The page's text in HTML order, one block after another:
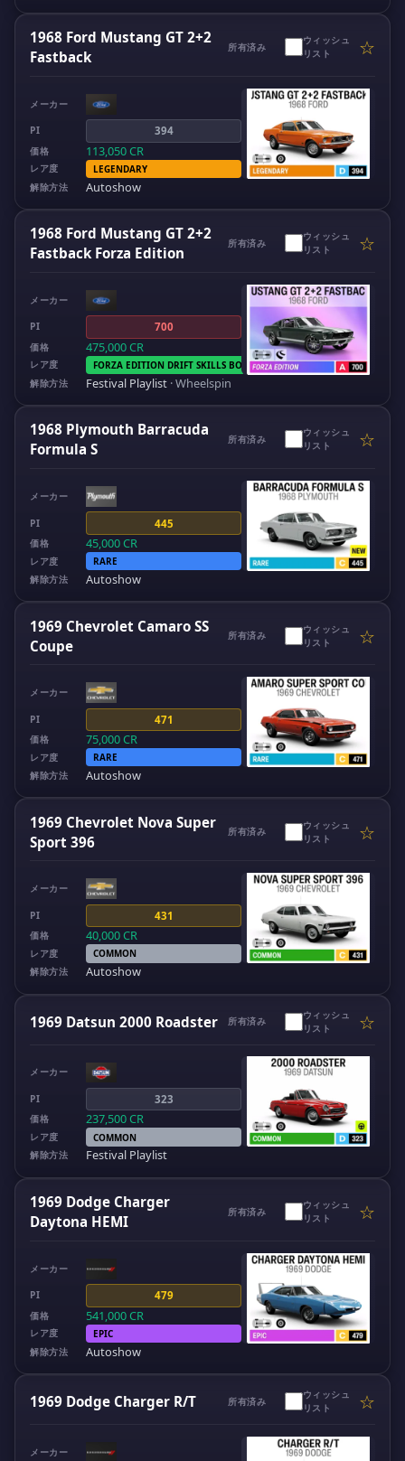
1968 Ford Mustang GT 2+2
Fastback
所有済み
ウィッシュ
リスト
☆
メーカー
PI 394
価格 113,050CR
レア度
LEGENDARY
解除方法
Autoshow
1968 Ford Mustang GT 2+2
Fastback Forza Edition
所有済み
ウィッシュ
リスト
☆
メーカー
PI 700
価格 475,000CR
レア度
FORZA EDITION DRIFT SKILLS BOOST
解除方法
Festival Playlist ·Wheelspin
1968 Plymouth Barracuda
Formula S
所有済み
ウィッシュ
リスト
☆
メーカー
PI 445
価格 45,000CR
レア度
RARE
解除方法
Autoshow
1969 Chevrolet Camaro SS
Coupe
所有済み
ウィッシュ
リスト
☆
メーカー
PI 471
価格 75,000CR
レア度
RARE
解除方法
Autoshow
1969 Chevrolet Nova Super
Sport 396
所有済み
ウィッシュ
リスト
☆
メーカー
PI 431
価格 40,000CR
レア度
COMMON
解除方法
Autoshow
1969 Datsun 2000 Roadster 所有済み
ウィッシュ
リスト
☆
メーカー
PI 323
価格 237,500CR
レア度
COMMON
解除方法
Festival Playlist
1969 Dodge Charger
Daytona HEMI
所有済み
ウィッシュ
リスト
☆
メーカー
PI 479
価格 541,000CR
レア度
EPIC
解除方法
Autoshow
1969 Dodge Charger R/T 所有済み
ウィッシュ
リスト
☆
メーカー